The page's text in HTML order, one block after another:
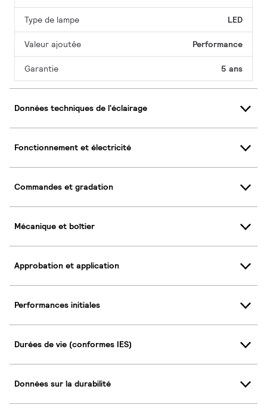
Type de lampe LED
Valeur ajoutée Performance
Garantie 5 ans
Données techniques de l'éclairage
Fonctionnement et électricité
Commandes et gradation
Mécanique et boîtier
Approbation et application
Performances initiales
Durées de vie (conformes IES)
Données sur la durabilité